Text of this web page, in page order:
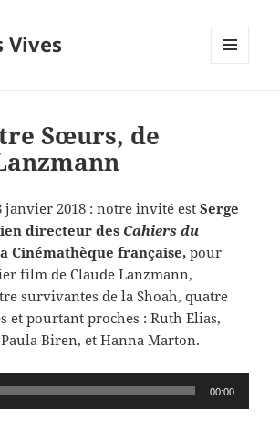
Vives
Sœurs, de
janvier 2018 : notre invité estSerge
directeur des Cahiers du
Cinémathèque française, pour
film de Claude Lanzmann,
survivantes de la Shoah, quatre
et pourtant proches : Ruth Elias,
Biren, et Hanna Marton.
00:00